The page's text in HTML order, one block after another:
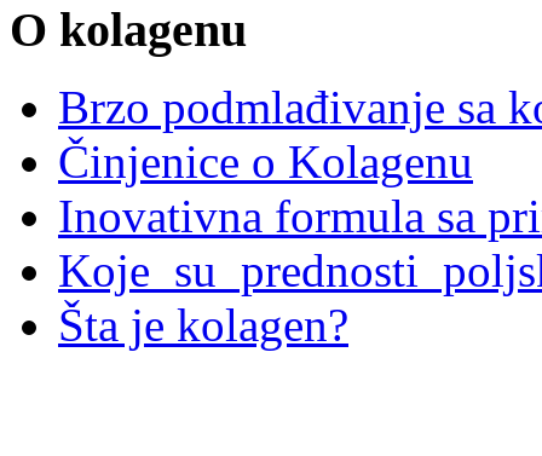
O kolagenu
Brzo podmlađivanje sa
Činjenice o Kolagenu
Inovativna formula sa
Koje su prednosti
Šta je kolagen?